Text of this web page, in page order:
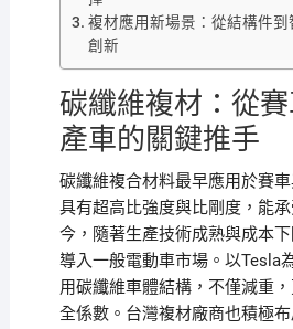
複材應用新場景：從結構件到
創新
碳纖維複材：從
產車的關鍵推手
碳纖維複合材料最早應用於賽
具有超高比強度與比剛度，能
今，隨著生產技術成熟與成本
導入一般電動車市場。以Tesla
用碳纖維車體結構，不僅減重
全係數。台灣複材廠商也積極